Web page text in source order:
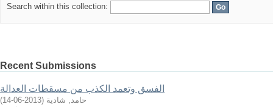
Search within this collection:
Recent Submissions
الفسق وتعمد الكذب من مسقطات العدالة
حامد, شادية (
2013-06-14
)